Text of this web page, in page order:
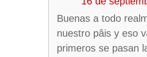
Buenas a todo
nuestro pâis y eso
primeros se pasan